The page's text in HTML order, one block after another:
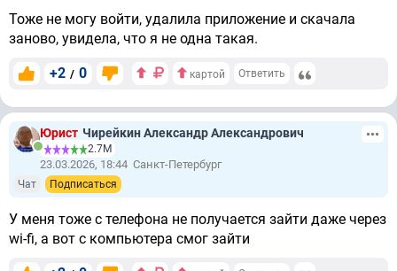
Тоже не могу войти, удалила приложение и скачала
заново, увидела, что я не одна такая.
+2 / 0 картой Ответить
Юрист Чирейкин Александр Александрович
2.7М
23.03.2026, 18:44 Санкт-Петербург
Чат Подписаться
У меня тоже с телефона не получается зайти даже через
wi-fi, а вот с компьютера смог зайти